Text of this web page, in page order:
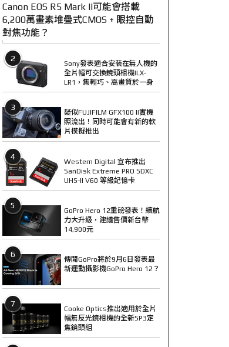
Canon EOS R5 Mark II可能會搭載
6,200萬畫素堆疊式CMOS + 眼控自動
對焦功能？
2
Sony發表適合安裝在無人機的
全片幅可交換鏡頭相機ILX-
LR1，集輕巧、高畫質於一身
3
疑似FUJIFILM GFX100 II實機
照流出！同時可能會有新的軟
片模擬推出
4
Western Digital 宣布推出
SanDisk Extreme PRO SDXC
UHS-II V60 等級記憶卡
5
GoPro Hero 12重磅發表！續航
力大升級，建議售價新台幣
14,900元
6
傳聞GoPro將於9月6日發表最
新運動攝影機GoPro Hero 12？
7
Cooke Optics推出適用於全片
幅無反光鏡相機的全新SP3定
焦鏡頭組